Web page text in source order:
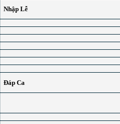
Nhập Lễ
Đáp Ca